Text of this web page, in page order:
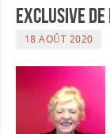
Exclusive
18 AOÛT 2020